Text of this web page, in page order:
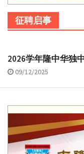
征聘启事
2026学年隆中华独
09/12/2025